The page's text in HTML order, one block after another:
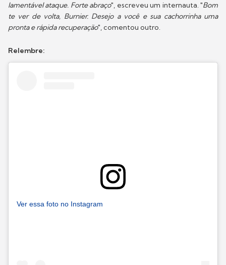
lamentável ataque. Forte abraço", escreveu um internauta. "Bom
te ver de volta, Burnier. Desejo a você e sua cachorrinha uma
pronta e rápida recuperação", comentou outro.
Relembre:
Ver essa foto no Instagram